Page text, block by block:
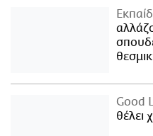
Good
θέλει